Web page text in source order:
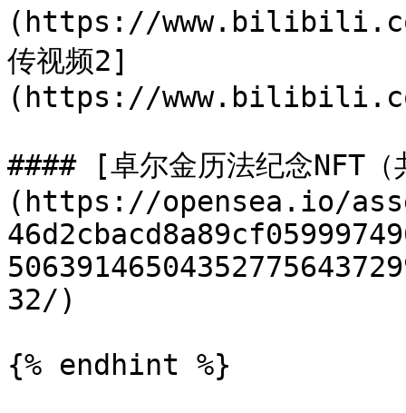
(https://
传视频2]
(https://
#### [卓尔金历法纪念NFT
(https://opensea.io/
32/)
{% endhint %}